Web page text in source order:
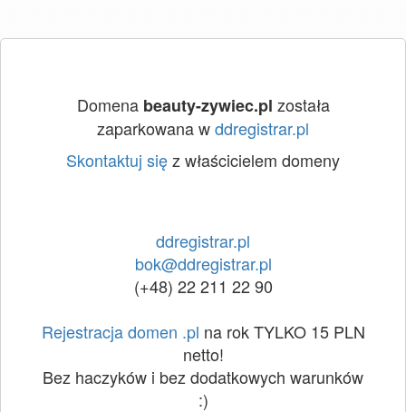
Domena beauty-zywiec.pl została
zaparkowana wddregistrar.pl
Skontaktuj sięz właścicielem domeny
ddregistrar.pl
bok@ddregistrar.pl
(+48) 22 211 22 90
Rejestracja domen .pl na rok TYLKO 15 PLN
netto!
Bez haczyków i bez dodatkowych warunków
:)